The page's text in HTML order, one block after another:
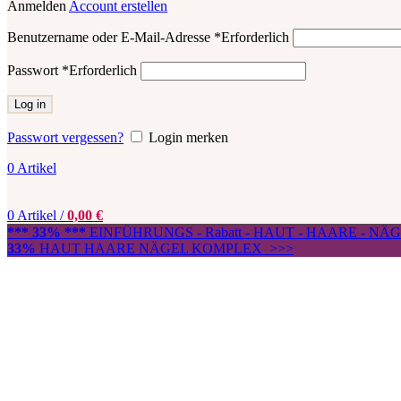
Anmelden Account erstellen
Benutzername oder E-Mail-Adresse *Erforderlich
Passwort *Erforderlich
Log in
Passwort vergessen?
Login merken
0 Artikel
0 Artikel / 0,00 €
*** 33% *** EINFÜHRUNGS - Rabatt - HAUT - HAARE -
33% HAUT HAARE NÄGEL KOMPLEX >>>